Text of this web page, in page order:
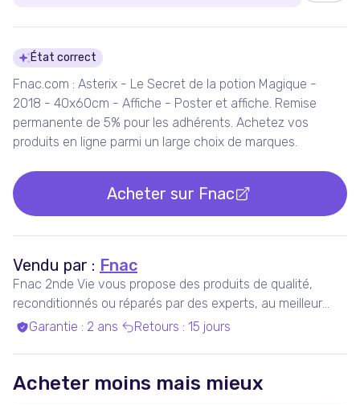
Détails du produit
État correct
Fnac.com : Asterix - Le Secret de la potion Magique -
2018 - 40x60cm - Affiche - Poster et affiche. Remise
permanente de 5% pour les adhérents. Achetez vos
produits en ligne parmi un large choix de marques.
Acheter sur Fnac
Vendu par : Fnac
Fnac 2nde Vie vous propose des produits de qualité,
reconditionnés ou réparés par des experts, au meilleur
prix.Garantie : 2 ans Retours : 15 jours
Acheter moins mais mieux